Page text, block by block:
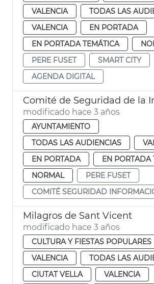
VALENCIA
TODAS LAS
VALENCIA
EN PORTADA
EN PORTADA TEMÁTICA
PERE FUSET
SMART CITY
AGENDA DIGITAL
Comité de Seguridad de la
modificado hace 3 años
AYUNTAMIENTO
TODAS LAS AUDIENCIAS
EN PORTADA
EN PORTADA
NORMAL
PERE FUSET
COMITÉ SEGURIDAD
Milagros de Sant Vicent
modificado hace 3 años
CULTURA Y FIESTAS POPULARES
VALENCIA
TODAS LAS
CIUTAT VELLA
VALENCIA